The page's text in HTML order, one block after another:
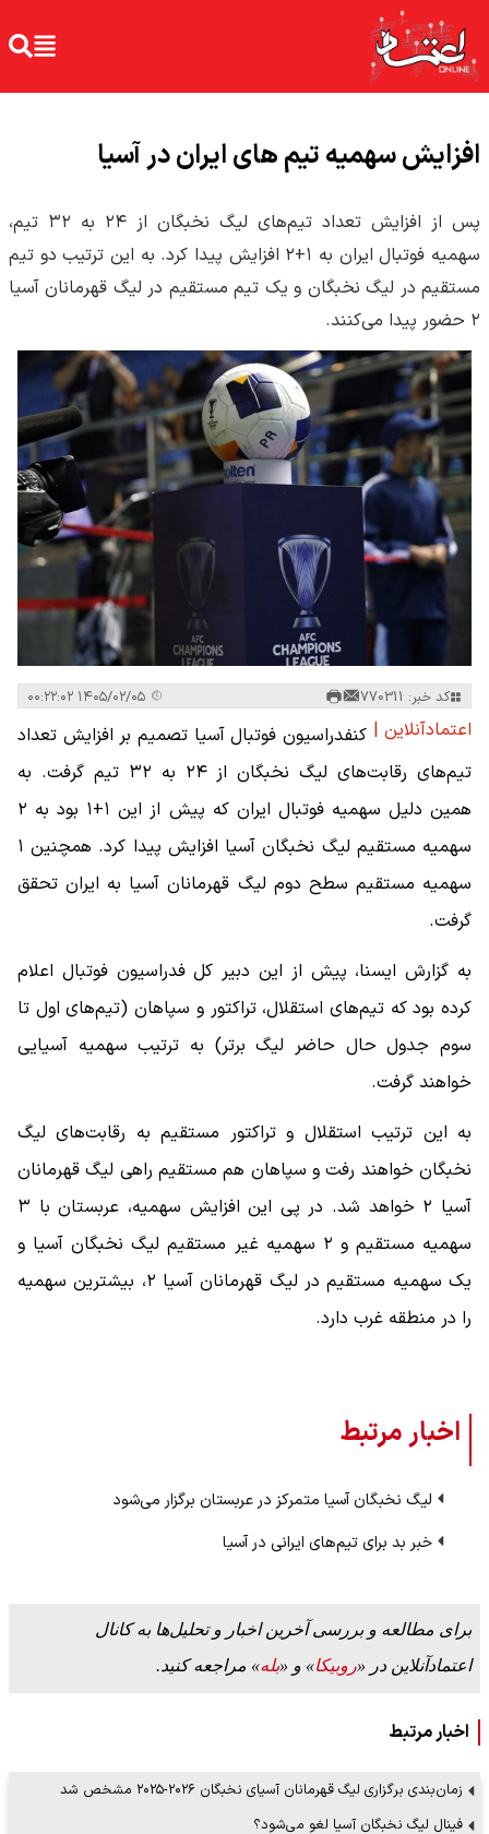
افزایش سهمیه تیم های ایران در آسیا
پس از افزایش تعداد تیم‌های لیگ نخبگان از ۲۴ به ۳۲ تیم،
سهمیه فوتبال ایران به ۱+۲ افزایش پیدا کرد. به این ترتیب دو تیم
مستقیم در لیگ نخبگان و یک تیم مستقیم در لیگ قهرمانان آسیا
۲ حضور پیدا می‌کنند.
کد خبر: 770311
اعتمادآنلاین | کنفدراسیون فوتبال آسیا تصمیم بر افزایش تعداد
تیم‌های رقابت‌های لیگ نخبگان از ۲۴ به ۳۲ تیم گرفت. به
همین دلیل سهمیه فوتبال ایران که پیش از این ۱+۱ بود به ۲
سهمیه مستقیم لیگ نخبگان آسیا افزایش پیدا کرد. همچنین ۱
سهمیه مستقیم سطح دوم لیگ قهرمانان آسیا به ایران تحقق
گرفت.
به گزارش ایسنا، پیش از این دبیر کل فدراسیون فوتبال اعلام
کرده بود که تیم‌های استقلال، تراکتور و سپاهان (تیم‌های اول تا
سوم جدول حال حاضر لیگ برتر) به ترتیب سهمیه آسیایی
خواهند گرفت.
به این ترتیب استقلال و تراکتور مستقیم به رقابت‌های لیگ
نخبگان خواهند رفت و سپاهان هم مستقیم راهی لیگ قهرمانان
آسیا ۲ خواهد شد. در پی این افزایش سهمیه، عربستان با ۳
سهمیه مستقیم و ۲ سهمیه غیر مستقیم لیگ نخبگان آسیا و
یک سهمیه مستقیم در لیگ قهرمانان آسیا ۲، بیشترین سهمیه
را در منطقه غرب دارد.
اخبار مرتبط
لیگ نخبگان آسیا متمرکز در عربستان برگزار می‌شود
خبر بد برای تیم‌های ایرانی در آسیا
برای مطالعه و بررسی آخرین اخبار و تحلیل‌ها به کانال
اعتمادآنلاین در «روبیکا» و «بله» مراجعه کنید.
اخبار مرتبط
زمان‌بندی برگزاری لیگ قهرمانان آسیای نخبگان ۲۰۲۶-۲۰۲۵ مشخص شد
فینال لیگ نخبگان آسیا لغو می‌شود؟